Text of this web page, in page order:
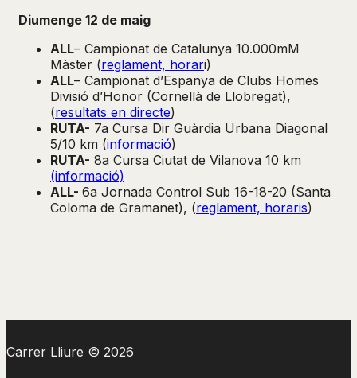
Diumenge 12 de maig
ALL– Campionat de Catalunya 10.000mM
Màster (reglament, horari)
ALL– Campionat d’Espanya de Clubs Homes
Divisió d’Honor (Cornellà de Llobregat),
(resultats en directe)
RUTA- 7a Cursa Dir Guàrdia Urbana Diagonal
5/10 km (informació)
RUTA- 8a Cursa Ciutat de Vilanova 10 km
(informació)
ALL- 6a Jornada Control Sub 16-18-20 (Santa
Coloma de Gramanet), (reglament, horaris)
Carrer Lliure © 2026